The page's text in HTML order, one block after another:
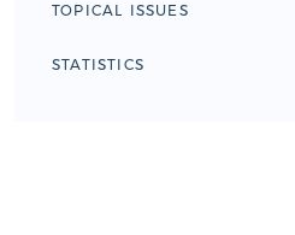
TOPICAL ISSUES
STATISTICS